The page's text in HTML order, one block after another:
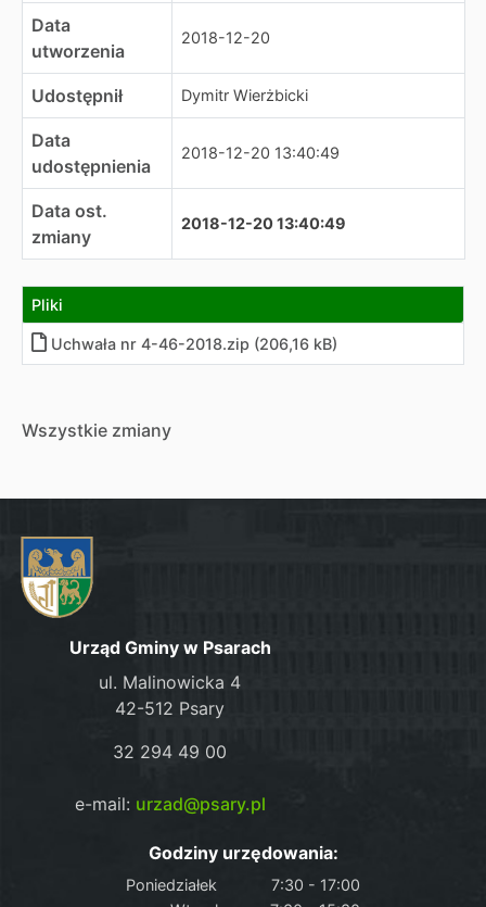
Data
utworzenia
2018-12-20
Udostępnił Dymitr Wierżbicki
Data
udostępnienia
2018-12-20 13:40:49
Data ost.
zmiany
2018-12-20 13:40:49
Pliki
Uchwała nr 4-46-2018.zip (206,16 kB)
Wszystkie zmiany
Urząd Gminy w Psarach
ul. Malinowicka 4
42-512 Psary
32 294 49 00
e-mail: urzad@psary.pl
Godziny urzędowania:
Poniedziałek
7:30 - 17:00